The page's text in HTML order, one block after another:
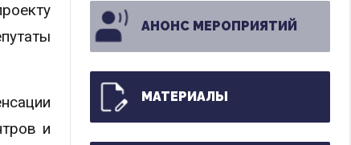
и
АНОНС МЕРОПРИЯТИЙ
МАТЕРИАЛЫ